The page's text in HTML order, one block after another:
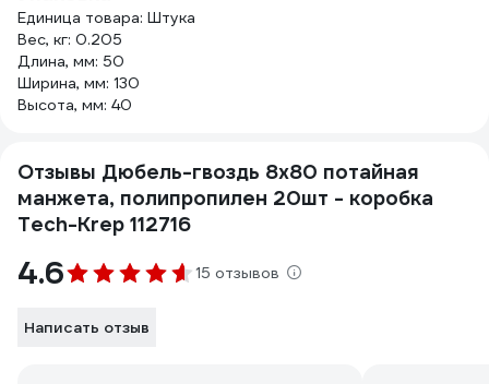
Единица товара: Штука
Вес, кг: 0.205
Длина, мм: 50
Ширина, мм: 130
Высота, мм: 40
Отзывы Дюбель-гвоздь 8х80 потайная
манжета, полипропилен 20шт - коробка
Tech-Krep 112716
4.6 15 отзывов
Написать отзыв